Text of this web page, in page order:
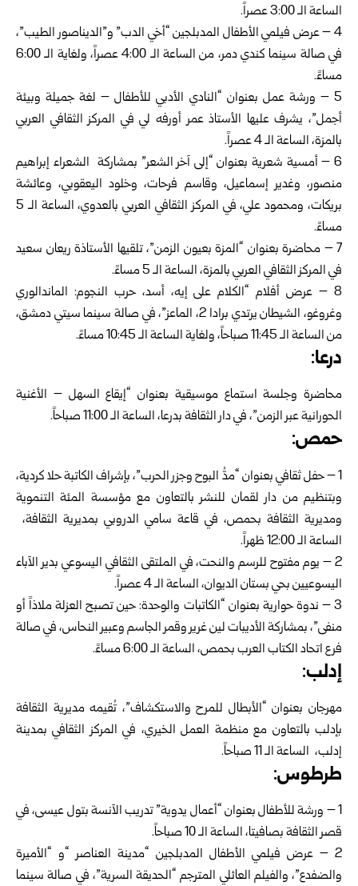
الساعة الـ 3:00 عصراً.
4 – عرض فيلمي الأطفال المدبلجين “أخي الدب” و”الديناصور الطيب”،
في صالة سينما كندي دمر، من الساعة الـ 4:00 عصراً، ولغاية الـ 6:00
مساءً.
5 – ورشة عمل بعنوان “النادي الأدبي للأطفال – لغة جميلة وبيئة
أجمل”، يشرف عليها الأستاذ عمر أورفه لي في المركز الثقافي العربي
بالمزة، الساعة الـ 4 عصراً.
6 – أمسية شعرية بعنوان “إلى آخر الشعر” بمشاركة الشعراء إبراهيم
منصور، وغدير إسماعيل، وقاسم فرحات، وخلود اليعقوبي، وعائشة
بريكات، ومحمود علي، في المركز الثقافي العربي بالعدوي، الساعة الـ 5
مساءً.
7 – محاضرة بعنوان “المزة بعيون الزمن”، تلقيها الأستاذة ريعان سعيد
في المركز الثقافي العربي بالمزة، الساعة الـ 5 مساءً.
8 – عرض أفلام “الكلام على إيه، أسد، حرب النجوم: الماندالوري
وغروغو، الشيطان يرتدي برادا 2، الماعز”، في صالة سينما سيتي دمشق،
من الساعة الـ 11:45 صباحاً، ولغاية الساعة الـ 10:45 مساءً.
درعا:
محاضرة وجلسة استماع موسيقية بعنوان “إيقاع السهل – الأغنية
الحورانية عبر الزمن”، في دار الثقافة بدرعا، الساعة الـ 11:00 صباحاً.
حمص:
1 – حفل ثقافي بعنوان “مدُّ البوح وجزر الحرب”، بإشراف الكاتبة حلا كردية،
وبتنظيم من دار لقمان للنشر بالتعاون مع مؤسسة المئة التنموية
ومديرية الثقافة بحمص، في قاعة سامي الدروبي بمديرية الثقافة،
الساعة الـ 12:00 ظهراً.
2 – يوم مفتوح للرسم والنحت، في الملتقى الثقافي اليسوعي بدير الآباء
اليسوعيين بحي بستان الديوان، الساعة الـ 4 عصراً.
3 – ندوة حوارية بعنوان “الكاتبات والوحدة: حين تصبح العزلة ملاذاً أو
منفى”، بمشاركة الأديبات لين غرير وقمر الجاسم وعبير النحاس، في صالة
فرع اتحاد الكتاب العرب بحمص، الساعة الـ 6:00 مساءً.
إدلب:
مهرجان بعنوان “الأبطال للمرح والاستكشاف”، تُقيمه مديرية الثقافة
بإدلب بالتعاون مع منظمة العمل الخيري، في المركز الثقافي بمدينة
إدلب، الساعة الـ 11 صباحاً.
طرطوس:
1 – ورشة للأطفال بعنوان “أعمال يدوية” تدريب الآنسة بتول عيسى، في
قصر الثقافة بصافيتا، الساعة الـ 10 صباحاً.
2 – عرض فيلمي الأطفال المدبلجين “مدينة العناصر “و “الأميرة
والضفدع”، والفيلم العائلي المترجم “الحديقة السرية”، في صالة سينما